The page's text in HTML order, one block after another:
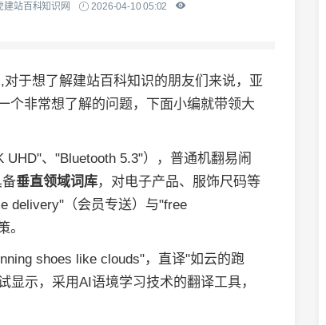
建站百科知识网
2026-04-10 05:02
,对于想了解建站百科知识的朋友们来说，亚
个非常想了解的问题，下面小编就带领大
、"Bluetooth 5.3"），普通机翻易闹
垂直领域词库，对电子产品、服饰尺码等
delivery"（会员专送）与"free
。
shoes like clouds"，直译"如云的跑
示，采用AI语境学习技术的翻译工具，